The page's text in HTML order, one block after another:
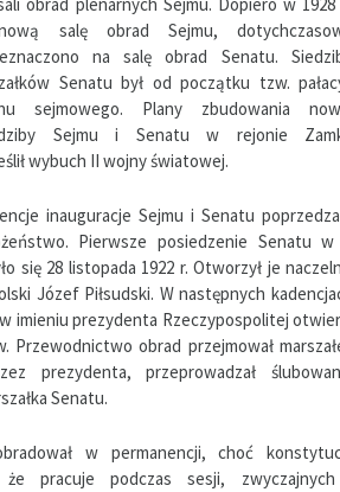
salę obrad Sejmu,
na salę obrad Senatu.
Senatu był od początku tzw.
sejmowego. Plany zbudowania
Sejmu i Senatu w rejonie
wybuch II wojny światowej.
inauguracje Sejmu i Senatu
Pierwsze posiedzenie Senatu
się 28 listopada 1922 r. Otworzył je
Józef Piłsudski. W następnych
imieniu prezydenta Rzeczypospolitej
Przewodnictwo obrad przejmował
prezydenta, przeprowadzał
Senatu.
w permanencji, choć
że pracuje podczas sesji,